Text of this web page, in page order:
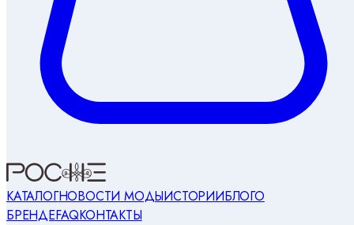
КАТАЛОГНОВОСТИ МОДЫИСТОРИИБЛОГО
БРЕНДЕFAQКОНТАКТЫ